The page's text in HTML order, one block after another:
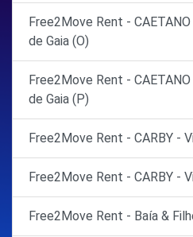
Free2Move Rent -
de Gaia (O)
Free2Move Rent -
de Gaia (P)
Free2Move Rent - CARBY -
Free2Move Rent - CARBY -
Free2Move Rent - Baía &